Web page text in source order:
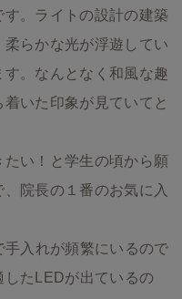
。ライトの設計の建築
らかな光が浮遊してい
。なんとなく和風な趣
いた印象が見ていてと
い！と学生の頃から願
院長の１番のお気に入
入れが頻繁にいるので
たLEDが出ているの